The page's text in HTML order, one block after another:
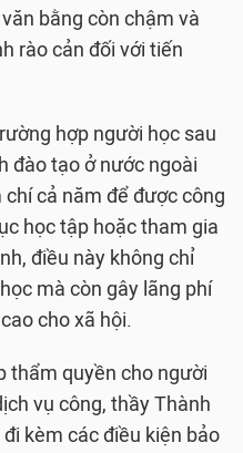
bằng còn chậm và
rào cản đối với tiến
hợp người học sau
đào tạo ở nước ngoài
cả năm để được công
học tập hoặc tham gia
điều này không chỉ
mà còn gây lãng phí
cho xã hội.
thẩm quyền cho người
vụ công, thầy Thành
kèm các điều kiện bảo